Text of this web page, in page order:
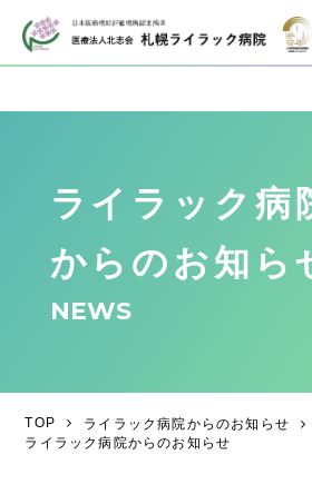
ライラック病
からのお知ら
NEWS
TOP ライラック病院からのお知らせ
ライラック病院からのお知らせ